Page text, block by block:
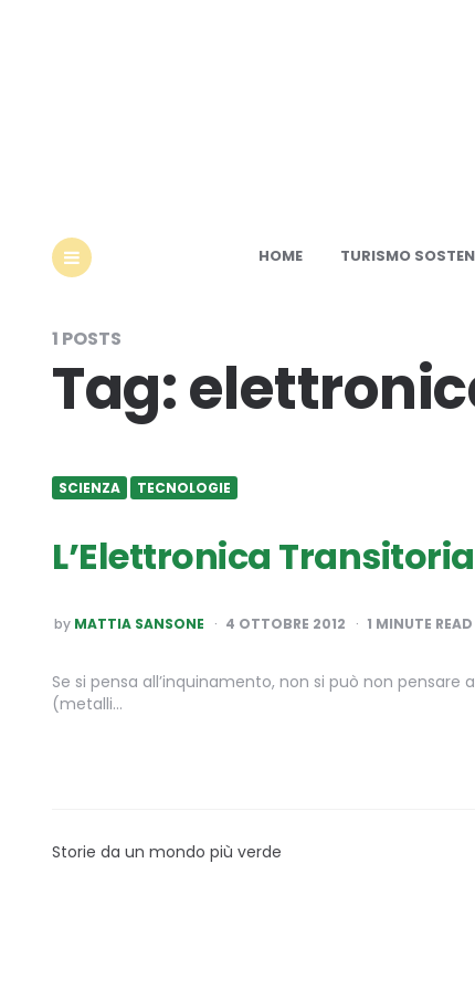
HOME TURISMO
1 POSTS
Tag:
SCIENZA TECNOLOGIE
L’Elettronica Transitoria
POSTED
BY
by MATTIA SANSONE 4 OTTOBRE 2012 1 MINUTE READ
Se si pensa all’inquinamento, non si può non
(metalli…
Storie da un mondo più verde